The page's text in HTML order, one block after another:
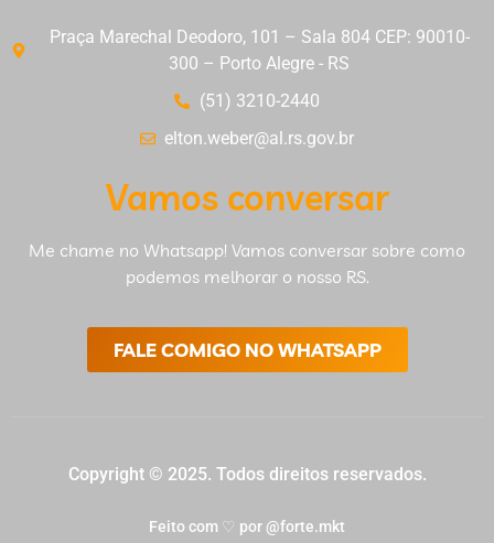
Praça Marechal Deodoro, 101 – Sala 804 CEP: 90010-
300 – Porto Alegre - RS
(51) 3210-2440
elton.weber@al.rs.gov.br
Vamos conversar
Me chame no Whatsapp! Vamos conversar sobre como
podemos melhorar o nosso RS.
FALE COMIGO NO WHATSAPP
Feito com ♡ por @forte.mkt
Copyright © 2025. Todos direitos reservados.